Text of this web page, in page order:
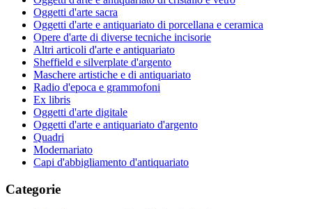
Oggetti d'arte sacra
Oggetti d'arte e antiquariato di porcellana e ceramica
Opere d'arte di diverse tecniche incisorie
Altri articoli d'arte e antiquariato
Sheffield e silverplate d'argento
Maschere artistiche e di antiquariato
Radio d'epoca e grammofoni
Ex libris
Oggetti d'arte digitale
Oggetti d'arte e antiquariato d'argento
Quadri
Modernariato
Capi d'abbigliamento d'antiquariato
Categorie